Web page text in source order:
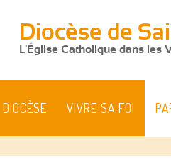
Diocèse de
L'Église Catholique dans les
DIOCÈSE VIVRE SA FOI